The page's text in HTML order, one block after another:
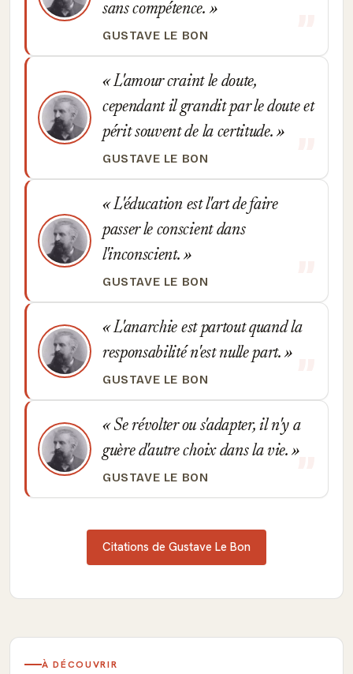
sans compétence.
GUSTAVE LE BON
L'amour craint le doute,
cependant il grandit par le doute et
périt souvent de la certitude.
GUSTAVE LE BON
L'éducation est l'art de faire
passer le conscient dans
l'inconscient.
GUSTAVE LE BON
L'anarchie est partout quand la
responsabilité n'est nulle part.
GUSTAVE LE BON
Se révolter ou s'adapter, il n'y a
guère d'autre choix dans la vie.
GUSTAVE LE BON
Citations de Gustave Le Bon
À DÉCOUVRIR